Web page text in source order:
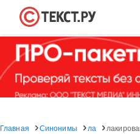
Главная Синонимы ла